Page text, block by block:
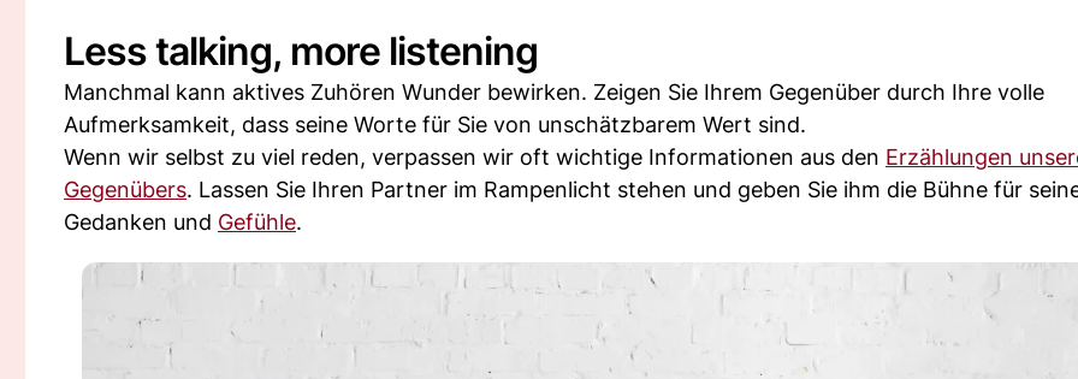
Less talking, more listening
Manchmal kann aktives Zuhören Wunder bewirken. Zeigen Sie Ihrem Gegenüber durch Ihre volle
Aufmerksamkeit, dass seine Worte für Sie von unschätzbarem Wert sind.
Wenn wir selbst zu viel reden, verpassen wir oft wichtige Informationen aus den Erzählungen
Gegenübers. Lassen Sie Ihren Partner im Rampenlicht stehen und geben Sie ihm die Bühne für
Gedanken und Gefühle.